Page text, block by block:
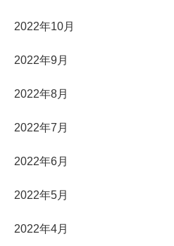
2022年10月
2022年9月
2022年8月
2022年7月
2022年6月
2022年5月
2022年4月